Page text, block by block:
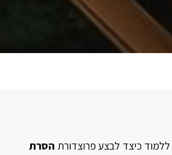
כיצד לבצע פרוצדורת הסרת